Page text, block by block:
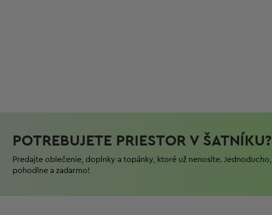
POTREBUJETE PRIESTOR V ŠATNÍKU?
Predajte oblečenie, doplnky a topánky, ktoré už nenosíte. Jednoduchо,
pohodlnе a zadarmo!